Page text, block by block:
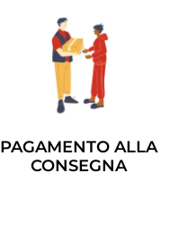
PAGAMENTO ALLA
CONSEGNA